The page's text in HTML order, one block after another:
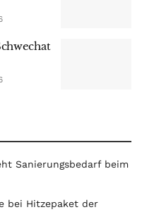
Sanierungsbedarf beim
bei Hitzepaket der